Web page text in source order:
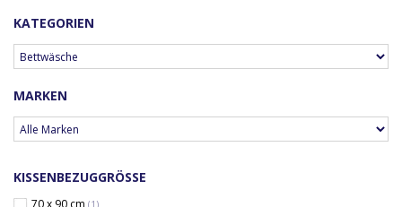
KATEGORIEN
MARKEN
KISSENBEZUGGRÖSSE